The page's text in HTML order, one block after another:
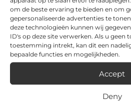
om de beste ervaring te bieden en om
gepersonaliseerde advertenties te
deze technologieën kunnen wij
ID's op deze site verwerken. Als u
toestemming intrekt, kan dit een
bepaalde functies en mogelijkheden.
Accept
Deny